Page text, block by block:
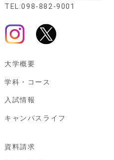
TEL:098-882-9001
大学概要
学科・コース
入試情報
キャンパスライフ
資料請求